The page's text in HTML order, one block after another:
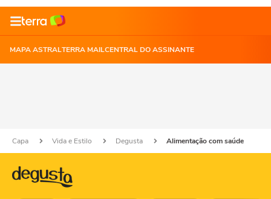
MAPA ASTRALTERRA MAILCENTRAL DO ASSINANTE
Capa Vida e Estilo Degusta Alimentação com saúde